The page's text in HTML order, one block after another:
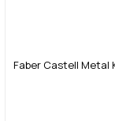
Faber Castell Metal